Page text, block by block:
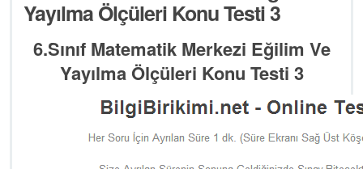
Yayılma Ölçüleri Konu Testi 3
6.Sınıf Matematik Merkezi Eğilim Ve
Yayılma Ölçüleri Konu Testi 3